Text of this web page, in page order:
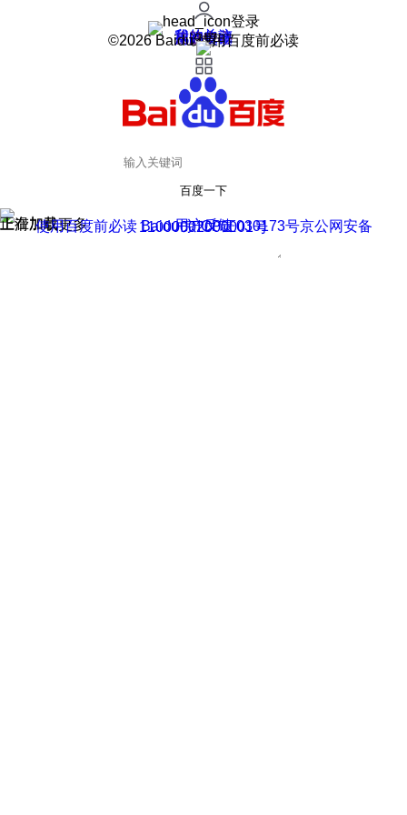
登录
我的关注
我的收藏
皮肤中心
用户反馈
设置
©2026 Baidu 使用百度前必读
百度一下
正在加载
上滑加载更多 用户反馈
使用百度前必读 Baidu 京ICP证030173号
京公网安备11000002000001号